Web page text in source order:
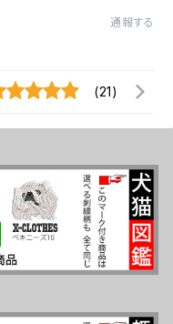
通報する
(21)